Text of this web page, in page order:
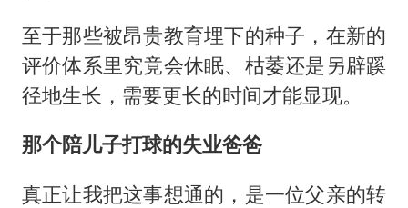
至于那些被昂贵教育埋下的种子，在新的
评价体系里究竟会休眠、枯萎还是另辟蹊
径地生长，需要更长的时间才能显现。
那个陪儿子打球的失业爸爸
真正让我把这事想通的，是一位父亲的转